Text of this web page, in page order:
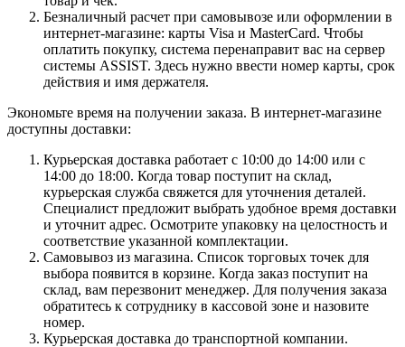
Безналичный расчет при самовывозе или оформлении в
интернет-магазине: карты Visa и MasterCard. Чтобы
оплатить покупку, система перенаправит вас на сервер
системы ASSIST. Здесь нужно ввести номер карты, срок
действия и имя держателя.
Экономьте время на получении заказа. В интернет-магазине
доступны доставки:
Курьерская доставка работает с 10:00 до 14:00 или с
14:00 до 18:00. Когда товар поступит на склад,
курьерская служба свяжется для уточнения деталей.
Специалист предложит выбрать удобное время доставки
и уточнит адрес. Осмотрите упаковку на целостность и
соответствие указанной комплектации.
Самовывоз из магазина. Список торговых точек для
выбора появится в корзине. Когда заказ поступит на
склад, вам перезвонит менеджер. Для получения заказа
обратитесь к сотруднику в кассовой зоне и назовите
номер.
Курьерская доставка до транспортной компании.